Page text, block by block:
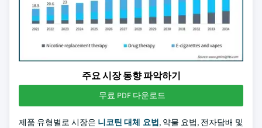
주요 시장 동향 파악하기
무료 PDF 다운로드
제품 유형별로 시장은 니코틴 대체 요법, 약물 요법, 전자담배 및